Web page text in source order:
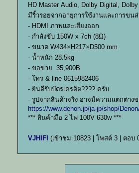
HD Master Audio, Dolby Digital,
มีริ้วรอยจากอายุการใช้งานและการขน
- HDMI ภาพและเสียงออก
- กำลังขับ 150W x 7ch (8Ω)
- ขนาด W434×H217×D500 mm
- น้ำหนัก 28.5kg
- ขอขาย 35,900B
- โทร & line 0615982406
- ยินดีรับบัตรเครดิต???? ครับ
- รูปจากสินค้าจริง อาจมีความแตกต่าง
https://www.denon.jp/ja-jp/shop/
*** สินค้ามือ 2 ไฟ 100V 630w ***
VJHIFI (เข้าชม 10823 | โพสต์ 3 | ตอบ